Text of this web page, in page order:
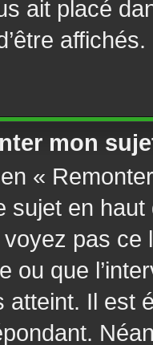
ait placé
mon
«
sujet en haut
pas ce
ou que
atteint. Il